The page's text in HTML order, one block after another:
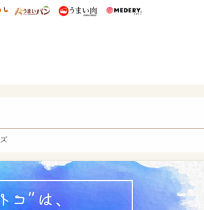
ニー特集
うまいめし うまいパン うまい肉